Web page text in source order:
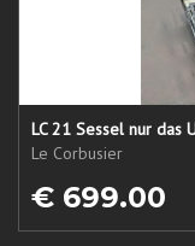
LC 21 Sessel nur das
Le Corbusier
€ 699.00